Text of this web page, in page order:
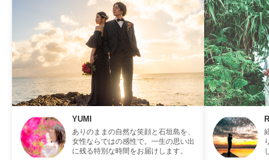
YUMI
ありのままの自然な笑顔と石垣島を、
女性ならではの感性で。一生の思い出
に残る特別な時間をお届けします。